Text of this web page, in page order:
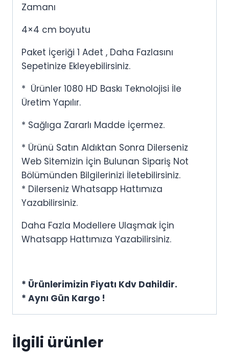
Zamanı
4×4 cm boyutu
Paket İçeriği 1 Adet , Daha Fazlasını
Sepetinize Ekleyebilirsiniz.
* Ürünler 1080 HD Baskı Teknolojisi İle
Üretim Yapılır.
* Sağlıga Zararlı Madde İçermez.
* Ürünü Satın Aldıktan Sonra Dilerseniz
Web Sitemizin İçin Bulunan Sipariş Not
Bölümünden Bilgilerinizi İletebilirsiniz.
* Dilerseniz Whatsapp Hattımıza
Yazabilirsiniz.
Daha Fazla Modellere Ulaşmak İçin
Whatsapp Hattımıza Yazabilirsiniz.
* Ürünlerimizin Fiyatı Kdv Dahildir.
* Aynı Gün Kargo !
İlgili ürünler